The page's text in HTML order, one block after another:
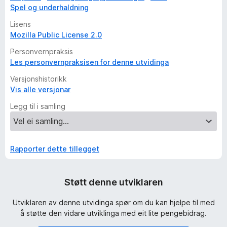
Spel og underhaldning
Lisens
Mozilla Public License 2.0
Personvernpraksis
Les personvernpraksisen for denne utvidinga
Versjonshistorikk
Vis alle versjonar
Legg til i samling
Rapporter dette tillegget
Støtt denne utviklaren
Utviklaren av denne utvidinga spør om du kan hjelpe til med
å støtte den vidare utviklinga med eit lite pengebidrag.